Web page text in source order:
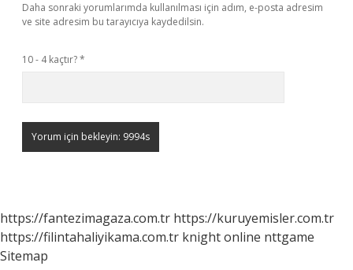
Daha sonraki yorumlarımda kullanılması için adım, e-posta adresim
ve site adresim bu tarayıcıya kaydedilsin.
10 - 4 kaçtır?*
https://fantezimagaza.com.tr https://kuruyemisler.com.tr
https://filintahaliyikama.com.tr knight online nttgame
Sitemap